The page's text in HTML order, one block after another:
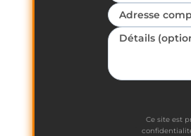
Ce site est